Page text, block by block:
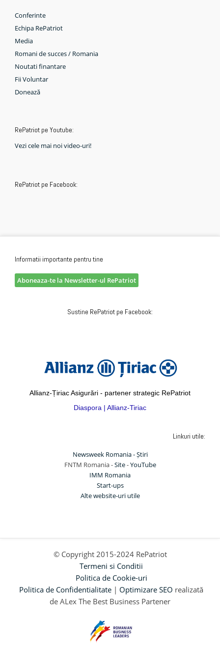
Conferinte
Echipa RePatriot
Media
Romani de succes / Romania
Noutati finantare
Fii Voluntar
Donează
RePatriot pe Youtube:
Vezi cele mai noi video-uri!
RePatriot pe Facebook:
Informatii importante pentru tine
Aboneaza-te la Newsletter-ul RePatriot
Sustine RePatriot pe Facebook:
Allianz-Țiriac Asigurări - partener strategic RePatriot
Diaspora | Allianz-Tiriac
Linkuri utile:
Newsweek Romania - Știri
FNTM Romania -Site-YouTube
IMM Romania
Start-ups
Alte website-uri utile
© Copyright 2015-2024 RePatriot
Termeni si Conditii
Politica de Cookie-uri
Politica de Confidentialitate | Optimizare SEO realizată
de ALex The Best Business Partener